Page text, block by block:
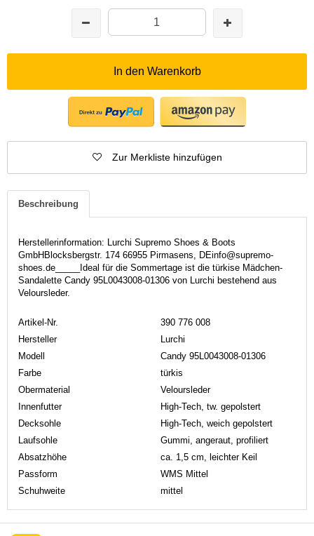
In den Warenkorb
Zur Merkliste hinzufügen
Beschreibung
Herstellerinformation: Lurchi Supremo Shoes & Boots
GmbHBlocksbergstr. 174 66955 Pirmasens, DEinfo@supremo-
shoes.de_____Ideal für die Sommertage ist die türkise Mädchen-
Sandalette Candy 95L0043008-01306 von Lurchi bestehend aus
Veloursleder.
Artikel-Nr.
390 776 008
Hersteller
Lurchi
Modell
Candy 95L0043008-01306
Farbe
türkis
Obermaterial
Veloursleder
Innenfutter
High-Tech, tw. gepolstert
Decksohle
High-Tech, weich gepolstert
Laufsohle
Gummi, angeraut, profiliert
Absatzhöhe
ca. 1,5 cm, leichter Keil
Passform
WMS Mittel
Schuhweite
mittel